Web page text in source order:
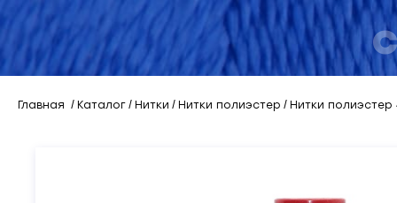
Резинка 10
Кант
Лента 20
Главная Каталог Нитки Нитки полиэстер Нитки